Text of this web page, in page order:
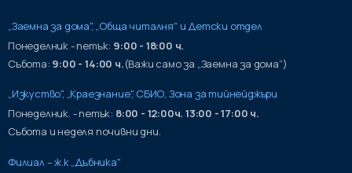
„Заемна за дома", „Обща читалня" и Детски отдел
Понеделник - петък: 9:00 - 18:00 ч.
Събота: 9:00 - 14:00 ч.(Важи само за „Заемна за дома“)
„Изкуство", „Краезнание", СБИО, Зона за тийнейджъри
Понеделник. - петък: 8:00 - 12:00ч. 13:00 - 17:00 ч.
Събота и неделя почивни дни.
Филиал – ж.к „Дъбника"